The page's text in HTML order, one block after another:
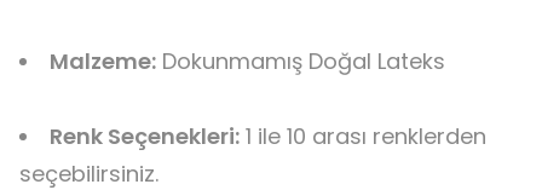
Malzeme: Dokunmamış Doğal Lateks
Renk Seçenekleri: 1 ile 10 arası renklerden
seçebilirsiniz.